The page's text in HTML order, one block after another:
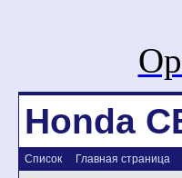
Honda
Список Главная страница